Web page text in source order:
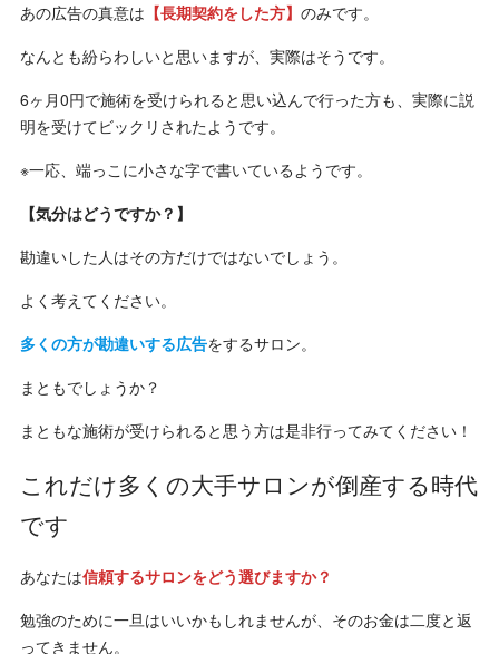
あの広告の真意は 【長期契約をした方】 のみです。
なんとも紛らわしいと思いますが、実際はそうです。
6ヶ月0円で施術を受けられると思い込んで行った方も、実際に説
明を受けてビックリされたようです。
※一応、端っこに小さな字で書いているようです。
【気分はどうですか？】
勘違いした人はその方だけではないでしょう。
よく考えてください。
多くの方が勘違いする広告をするサロン。
まともでしょうか？
まともな施術が受けられると思う方は是非行ってみてください！
これだけ多くの大手サロンが倒産する時代
です
あなたは信頼するサロンをどう選びますか？
勉強のために一旦はいいかもしれませんが、そのお金は二度と返
ってきません。